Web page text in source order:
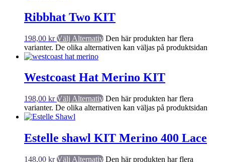
Ribbhat Two KIT
198,00 kr Välj Alternativ Den här produkten har flera
varianter. De olika alternativen kan väljas på produktsidan
Westcoast Hat Merino KIT
198,00 kr Välj Alternativ Den här produkten har flera
varianter. De olika alternativen kan väljas på produktsidan
Estelle shawl KIT Merino 400 Lace
148,00 kr Välj Alternativ Den här produkten har flera